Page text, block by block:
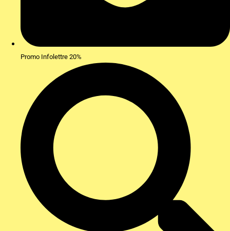
Promo Infolettre 20%